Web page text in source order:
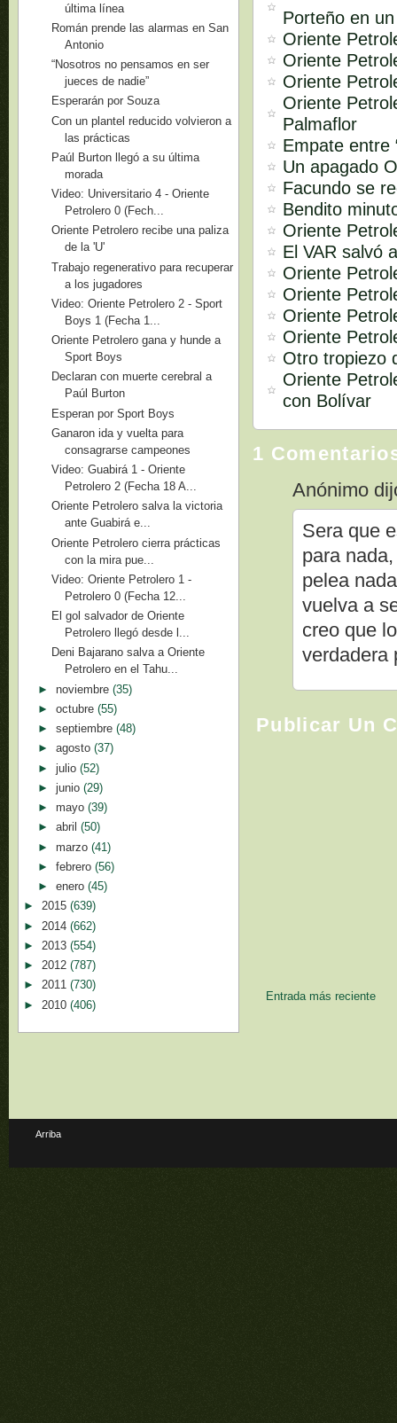
Porteño en
Oriente
Oriente
Oriente
Oriente
Palmaflor
Empate entre
Un apagado
Facundo se
Bendito
Oriente
El VAR salvó
Oriente
Oriente
Oriente
Oriente
Otro tropiezo
Oriente
con Bolívar
1
Anónimo
Sera que
para
pelea
vuelva a
creo que
verdadera
Publicar Un
Entrada más reciente
última línea
Román prende las alarmas en San
Antonio
“Nosotros no pensamos en ser
jueces de nadie”
Esperarán por Souza
Con un plantel reducido volvieron a
las prácticas
Paúl Burton llegó a su última
morada
Video: Universitario 4 - Oriente
Petrolero 0 (Fech...
Oriente Petrolero recibe una paliza
de la 'U'
Trabajo regenerativo para recuperar
a los jugadores
Video: Oriente Petrolero 2 - Sport
Boys 1 (Fecha 1...
Oriente Petrolero gana y hunde a
Sport Boys
Declaran con muerte cerebral a
Paúl Burton
Esperan por Sport Boys
Ganaron ida y vuelta para
consagrarse campeones
Video: Guabirá 1 - Oriente
Petrolero 2 (Fecha 18 A...
Oriente Petrolero salva la victoria
ante Guabirá e...
Oriente Petrolero cierra prácticas
con la mira pue...
Video: Oriente Petrolero 1 -
Petrolero 0 (Fecha 12...
El gol salvador de Oriente
Petrolero llegó desde l...
Deni Bajarano salva a Oriente
Petrolero en el Tahu...
► noviembre (35)
► octubre (55)
► septiembre (48)
► agosto (37)
► julio (52)
► junio (29)
► mayo (39)
► abril (50)
► marzo (41)
► febrero (56)
► enero (45)
► 2015 (639)
► 2014 (662)
► 2013 (554)
► 2012 (787)
► 2011 (730)
► 2010 (406)
Arriba